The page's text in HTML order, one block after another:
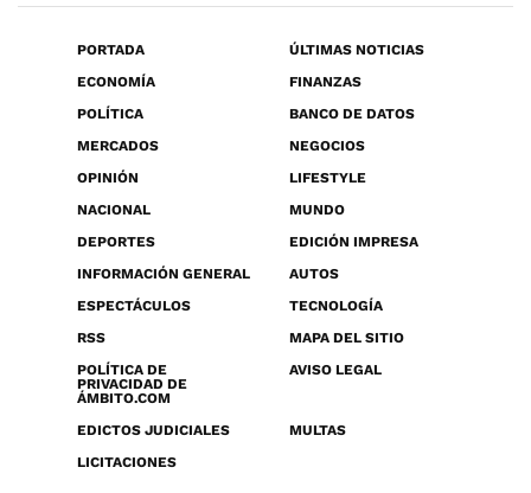
PORTADA
ÚLTIMAS NOTICIAS
ECONOMÍA
FINANZAS
POLÍTICA
BANCO DE DATOS
MERCADOS
NEGOCIOS
OPINIÓN
LIFESTYLE
NACIONAL
MUNDO
DEPORTES
EDICIÓN IMPRESA
INFORMACIÓN GENERAL
AUTOS
ESPECTÁCULOS
TECNOLOGÍA
RSS
MAPA DEL SITIO
POLÍTICA DE
PRIVACIDAD DE
ÁMBITO.COM
AVISO LEGAL
EDICTOS JUDICIALES
MULTAS
LICITACIONES